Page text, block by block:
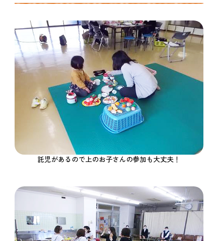
託児があるので上のお子さんの参加も大丈夫！